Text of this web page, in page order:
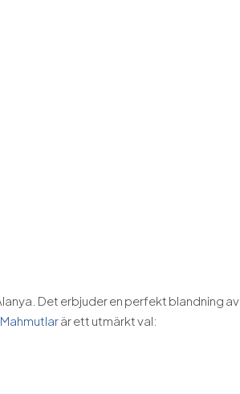
Det erbjuder en perfekt blandning av
är ett utmärkt val: